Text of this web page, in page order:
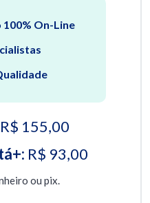
On-Line
R$ 155,00
R$ 93,00
ou pix.